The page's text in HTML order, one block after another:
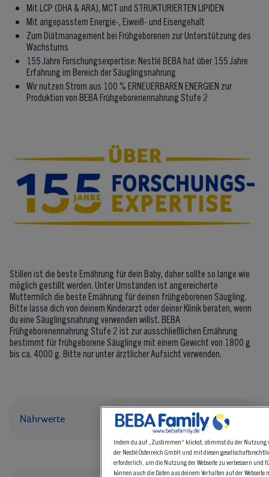
Mit LCP (DHA & ARA), MCT und STRUKTURIERTEN LIPIDEN
Mit angepasstem Energie-, Eiweiß- und Eisengehalt
Zum Diätmanagement bei Frühgeborenen zur Unterstützung des
Wachstums
155 Jahre Forschungsexpertise: Nestlé BEBA hat über 155 Jahre
Erfahrung im Bereich der Säuglingsnahrung
Wir nutzen Strom aus 100 % ERNEUERBAREN ENERGIEN zur
Produktion von BEBA Frühgeborenennahrung Stufe 2
Stillen ist die beste Ernährung für dein Baby, daher sollte so lange wie
möglich gestillt werden. Unter Umständen ist angereicherte
Muttermilch die beste Ernährung für deinen frühgeborenen Säugling.
Bitte lasse dich von deinem Kinderarzt oder deiner Klinik beraten, wenn
du eine Säuglingsnahrung verwenden willst. BEBA
Frühgeborenennahrung Stufe 2 ist zur ausschließlichen Ernährung
bestimmt für frühgeborene Säuglinge mit einem Gewicht von 1800 g
bis ca. 4000 g. Bitte nur unter ärztlicher Aufsicht verwenden.
Nährwerte
Indem du auf „Zustimmen“ klickst, stimmst du der Nutzung
der Nestlé Österreich GmbH und mit diesen
erforderlich, um die Nutzung der Webseite zu verbessern
können auch die Daten aus deinem Verhalten auf der